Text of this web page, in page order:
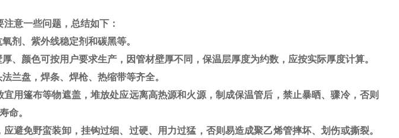
意一些问题，总结如下：
剂、紫外线稳定剂和碳黑等。
、颜色可按用户要求生产，因管材壁厚不同，保温层厚度为约数，应按实际厚度计算。
兰盘，焊条、焊枪、热缩带等齐全。
用篷布等物遮盖，堆放处应远离高热源和火源，制成保温管后，禁止暴晒、骤冷，否则
命。
避免野蛮装卸，挂钩过细、过硬、用力过猛，否则易造成聚乙烯管摔坏、划伤或撕裂。